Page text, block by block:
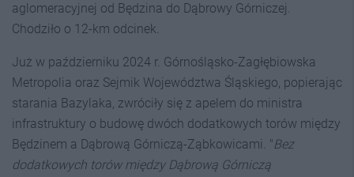
aglomeracyjnej od Będzina do Dąbrowy Górniczej.
Chodziło o 12-km odcinek.
Już w październiku 2024 r. Górnośląsko-Zagłębiowska
Metropolia oraz Sejmik Województwa Śląskiego, popierając
starania Bazylaka, zwróciły się z apelem do ministra
infrastruktury o budowę dwóch dodatkowych torów między
Będzinem a Dąbrową Górniczą-Ząbkowicami. "Bez
dodatkowych torów między Dąbrową Górniczą